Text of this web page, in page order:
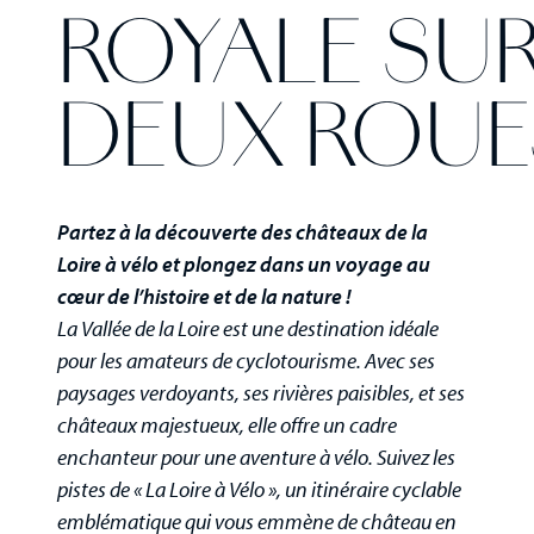
ROYALE
DEUX
Partez à la découverte des châteaux de la
Loire à vélo et plongez dans un voyage au
cœur de l’histoire et de la nature !
La Vallée de la Loire est une destination idéale
pour les amateurs de cyclotourisme. Avec ses
paysages verdoyants, ses rivières paisibles, et ses
châteaux majestueux, elle offre un cadre
enchanteur pour une aventure à vélo. Suivez les
pistes de « La Loire à Vélo », un itinéraire cyclable
emblématique qui vous emmène de château en